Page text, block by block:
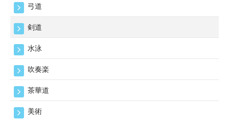
弓道
剣道
水泳
吹奏楽
茶華道
美術